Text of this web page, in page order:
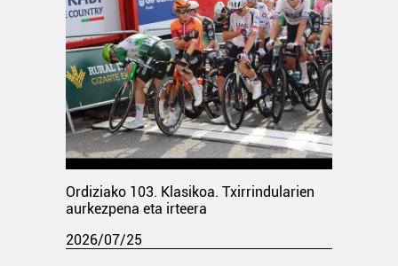
Ordiziako 103. Klasikoa. Txirrindularien
aurkezpena eta irteera
2026/07/25